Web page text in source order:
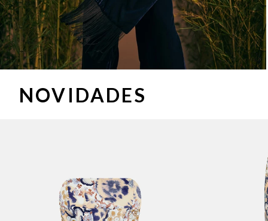
NOVIDADES